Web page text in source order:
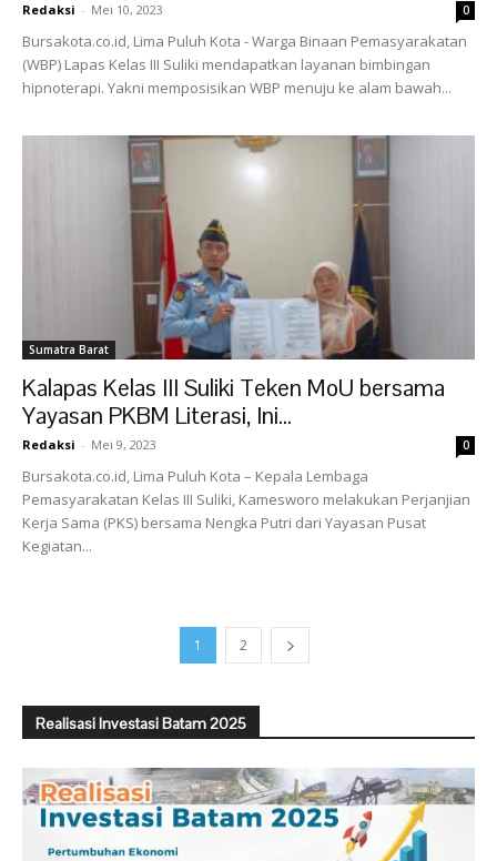
Redaksi - Mei 10, 2023 0
Bursakota.co.id, Lima Puluh Kota - Warga Binaan Pemasyarakatan
(WBP) Lapas Kelas III Suliki mendapatkan layanan bimbingan
hipnoterapi. Yakni memposisikan WBP menuju ke alam bawah...
Sumatra Barat
Kalapas Kelas III Suliki Teken MoU bersama
Yayasan PKBM Literasi, Ini...
Redaksi - Mei 9, 2023 0
Bursakota.co.id, Lima Puluh Kota – Kepala Lembaga
Pemasyarakatan Kelas III Suliki, Kamesworo melakukan Perjanjian
Kerja Sama (PKS) bersama Nengka Putri dari Yayasan Pusat
Kegiatan...
1 2
Realisasi Investasi Batam 2025